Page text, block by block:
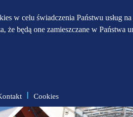
w celu świadczenia Państwu
że będą one zamieszczane w
Cookies